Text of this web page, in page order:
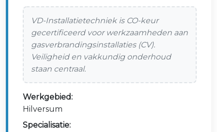
VD-Installatietechniek is CO-keur
gecertificeerd voor werkzaamheden aan
gasverbrandingsinstallaties (CV).
Veiligheid en vakkundig onderhoud
staan centraal.
Werkgebied:
Hilversum
Specialisatie: